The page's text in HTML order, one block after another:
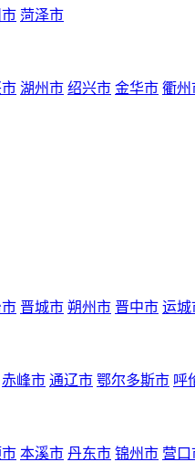
菏泽市
湖州市 绍兴市 金华市 衢州
晋城市 朔州市 晋中市 运城
赤峰市 通辽市 鄂尔多斯市 呼
本溪市 丹东市 锦州市 营口